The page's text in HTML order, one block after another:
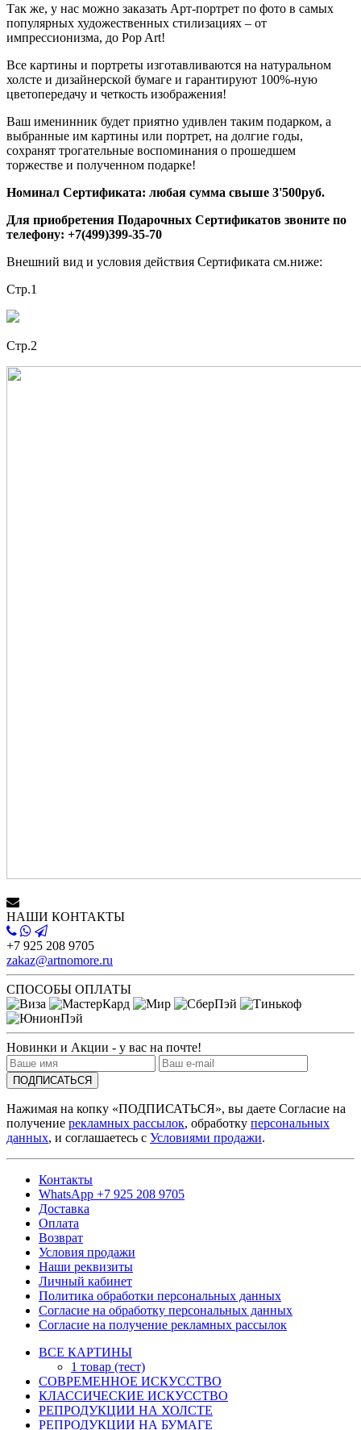
Так же, у нас можно заказать Арт-портрет по фото в самых
популярных художественных стилизациях – от
импрессионизма, до Pop Art!
Все картины и портреты изготавливаются на натуральном
холсте и дизайнерской бумаге и гарантируют 100%-ную
цветопередачу и четкость изображения!
Ваш именинник будет приятно удивлен таким подарком, а
выбранные им картины или портрет, на долгие годы,
сохранят трогательные воспоминания о прошедшем
торжестве и полученном подарке!
Номинал Сертификата: любая сумма свыше 3'500руб.
Для приобретения Подарочных Сертификатов звоните по
телефону: +7(499)399-35-70
Внешний вид и условия действия Сертификата см.ниже:
Стр.1
Стр.2
НАШИ КОНТАКТЫ
+7 925 208 9705
zakaz@artnomore.ru
СПОСОБЫ ОПЛАТЫ
Новинки и Акции - у вас на почте!
ПОДПИСАТЬСЯ
Нажимая на копку «ПОДПИСАТЬСЯ», вы даете Согласие на
получение рекламных рассылок, обработку персональных
данных, и соглашаетесь с Условиями продажи.
Контакты
WhatsApp +7 925 208 9705
Доставка
Оплата
Возврат
Условия продажи
Наши реквизиты
Личный кабинет
Политика обработки персональных данных
Согласие на обработку персональных данных
Согласие на получение рекламных рассылок
ВСЕ КАРТИНЫ
1 товар (тест)
СОВРЕМЕННОЕ ИСКУССТВО
КЛАССИЧЕСКИЕ ИСКУССТВО
РЕПРОДУКЦИИ НА ХОЛСТЕ
РЕПРОДУКЦИИ НА БУМАГЕ